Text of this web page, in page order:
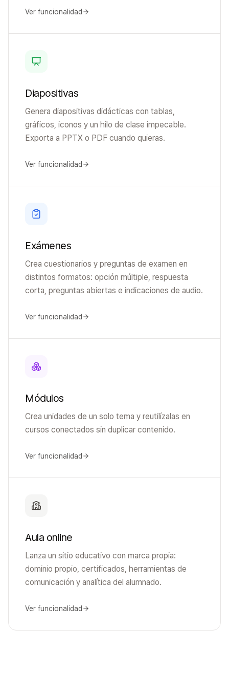
Ver funcionalidad
Diapositivas
Genera diapositivas didácticas con tablas,
gráficos, iconos y un hilo de clase impecable.
Exporta a PPTX o PDF cuando quieras.
Ver funcionalidad
Exámenes
Crea cuestionarios y preguntas de examen en
distintos formatos: opción múltiple, respuesta
corta, preguntas abiertas e indicaciones de audio.
Ver funcionalidad
Módulos
Crea unidades de un solo tema y reutilízalas en
cursos conectados sin duplicar contenido.
Ver funcionalidad
Aula online
Lanza un sitio educativo con marca propia:
dominio propio, certificados, herramientas de
comunicación y analítica del alumnado.
Ver funcionalidad